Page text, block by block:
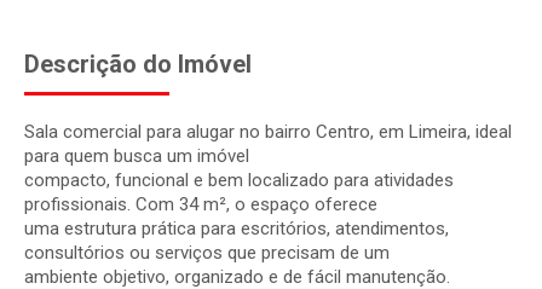
Descrição do Imóvel
Sala comercial para alugar no bairro Centro, em Limeira, ideal
para quem busca um imóvel
compacto, funcional e bem localizado para atividades
profissionais. Com 34 m², o espaço oferece
uma estrutura prática para escritórios, atendimentos,
consultórios ou serviços que precisam de um
ambiente objetivo, organizado e de fácil manutenção.